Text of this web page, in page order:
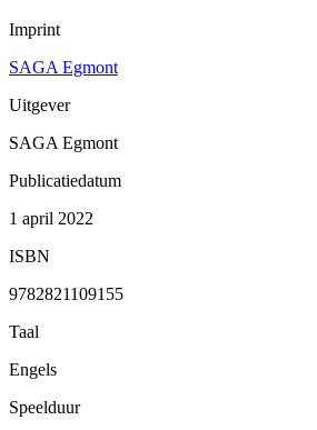
Imprint
SAGA Egmont
Uitgever
SAGA Egmont
Publicatiedatum
1 april 2022
ISBN
9782821109155
Taal
Engels
Speelduur